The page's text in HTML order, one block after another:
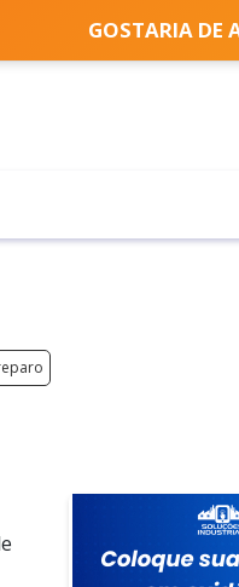
GOSTARIA DE